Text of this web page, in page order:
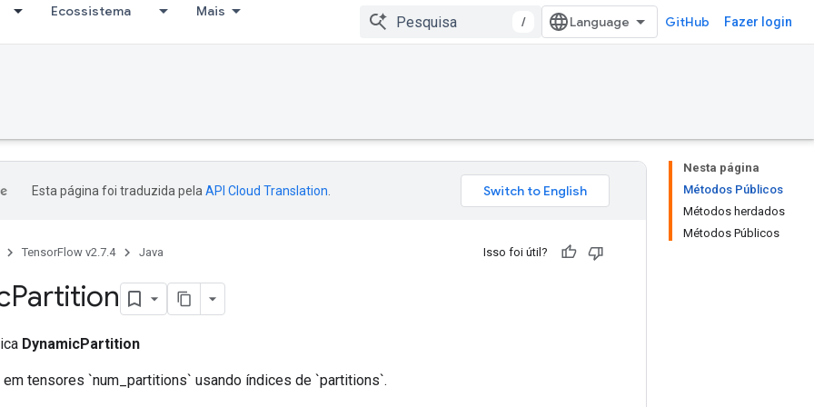
Ecossistema Mais
/ GitHub Fazer login
Nesta página
Métodos Públicos
Métodos herdados
Métodos Públicos
Esta página foi traduzida pela API Cloud Translation
TensorFlow v2.7.4 Java Isso foi útil?
Partition
DynamicPartition
em tensores `num_partitions` usando índices de `partitions`.